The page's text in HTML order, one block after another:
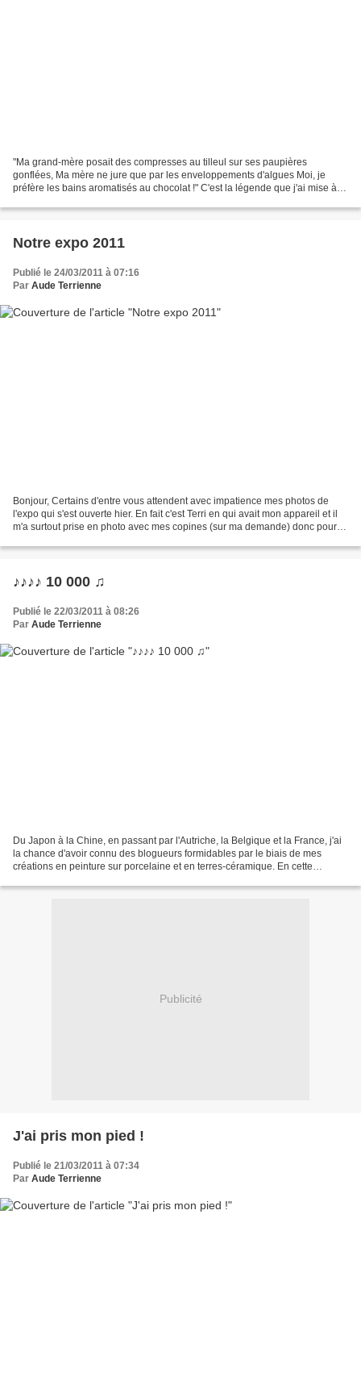
"Ma grand-mère posait des compresses au tilleul sur ses paupières
gonflées, Ma mère ne jure que par les enveloppements d'algues Moi, je
préfère les bains aromatisés au chocolat !" C'est la légende que j'ai mise à
Notre expo 2011
Publié le 24/03/2011 à 07:16
Par Aude Terrienne
Bonjour, Certains d'entre vous attendent avec impatience mes photos de
l'expo qui s'est ouverte hier. En fait c'est Terri en qui avait mon appareil et il
m'a surtout prise en photo avec mes copines (sur ma demande) donc pour
♪♪♪♪ 10 000 ♫
Publié le 22/03/2011 à 08:26
Par Aude Terrienne
Du Japon à la Chine, en passant par l'Autriche, la Belgique et la France, j'ai
la chance d'avoir connu des blogueurs formidables par le biais de mes
créations en peinture sur porcelaine et en terres-céramique. En cette
Publicité
J'ai pris mon pied !
Publié le 21/03/2011 à 07:34
Par Aude Terrienne